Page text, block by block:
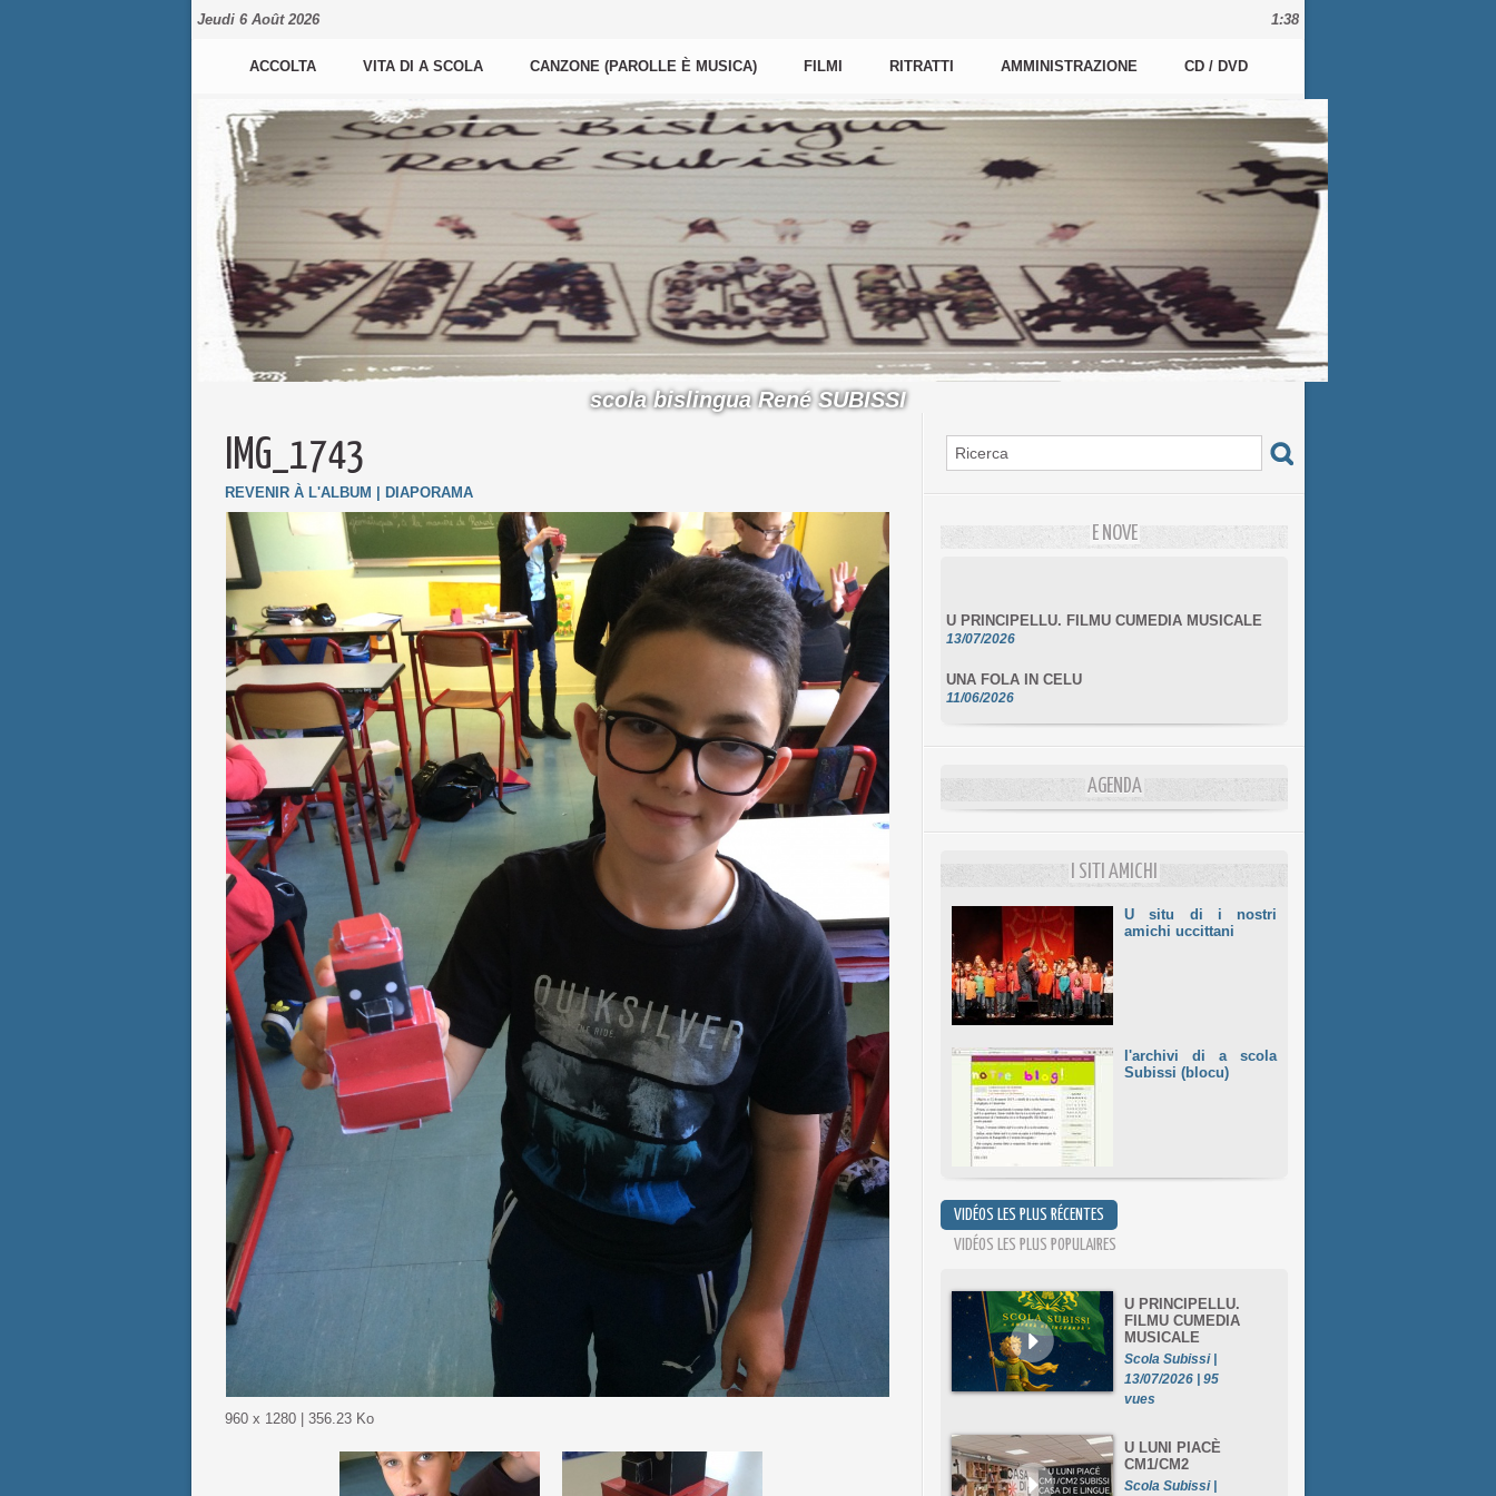
Jeudi 6 Août 2026 1:38
ACCOLTA VITA DI A SCOLA CANZONE (PAROLLE È MUSICA) FILMI RITRATTI AMMINISTRAZIONE CD / DVD
scola bislingua René SUBISSI
IMG_1743
REVENIR À L'ALBUM DIAPORAMA
960 x 1280 | 356.23 Ko
E NOVE
UNA FOLA IN CELU
DA SCIMULÌ
10/06/2026
AGENDA
I SITI AMICHI
U situ di i nostri
amichi uccittani
l'archivi di a scola
Subissi (blocu)
VIDÉOS LES PLUS RÉCENTES
VIDÉOS LES PLUS POPULAIRES
U PRINCIPELLU.
FILMU CUMEDIA
MUSICALE
Scola Subissi |
13/07/2026 | 95
vues
U LUNI PIACÈ
CM1/CM2
Scola Subissi |